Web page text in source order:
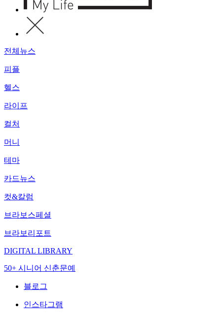
전체뉴스
피플
헬스
라이프
컬처
머니
테마
카드뉴스
컷&칼럼
브라보스페셜
브라보리포트
DIGITAL LIBRARY
50+ 시니어 신춘문예
블로그
인스타그램